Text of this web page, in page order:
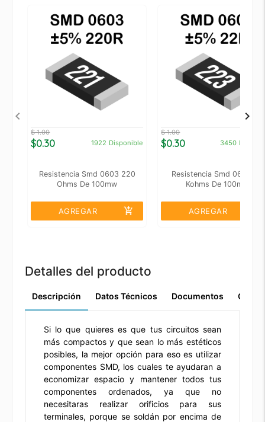
$ 1.00
$0.30 1922 Disponible
Resistencia Smd 0603 220
Ohms De 100mw
AGREGAR add_shopping_cart
$ 1.00
$0.30 3450
Resistencia Smd 0603 22
Kohms De 100mw
AGREGAR
Detalles del producto
Descripción Datos Técnicos Documentos
Si lo que quieres es que tus circuitos sean
más compactos y que sean lo más estéticos
posibles, la mejor opción para eso es utilizar
componentes SMD, los cuales te ayudaran a
economizar espacio y mantener todos tus
componentes ordenados, ya que no
necesitaras realizar orificios para sus
terminales, porque se soldán por encima de